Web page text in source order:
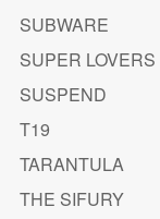
SUBWARE
SUPER LOVERS
SUSPEND
T19
TARANTULA
THE SIFURY